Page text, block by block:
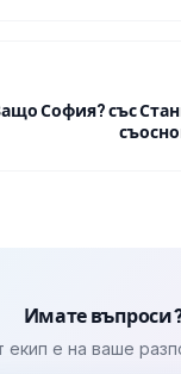
София? със
Имате
екип е на ваше